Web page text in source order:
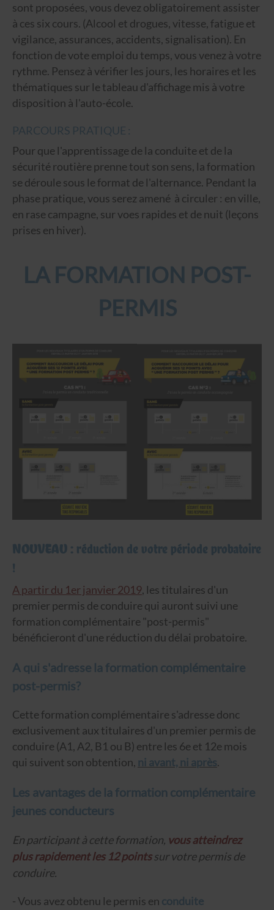
sont proposées, vous devez obligatoirement assister
à ces six cours. (Alcool et drogues, vitesse, fatigue et
vigilance, assurances, accidents, signalisation). En
fonction de vote emploi du temps, vous venez à votre
rythme. Pensez à vérifier les jours, les horaires et les
thématiques sur le tableau d'affichage mis à votre
disposition à l'auto-école.
PARCOURS PRATIQUE :
Pour que l'apprentissage de la conduite et de la
sécurité routière prenne tout son sens, la formation
se déroule sous le format de l'alternance. Pendant la
phase pratique, vous serez amené à circuler : en ville,
en rase campagne, sur voes rapides et de nuit (leçons
prises en hiver).
LA FORMATION POST-
PERMIS
NOUVEAU : réduction de votre période probatoire
!
A partir du 1er janvier 2019, les titulaires d'un
premier permis de conduire qui auront suivi une
formation complémentaire "post-permis"
bénéficieront d'une réduction du délai probatoire.
A qui s'adresse la formation complémentaire
post-permis?
Cette formation complémentaire s'adresse donc
exclusivement aux titulaires d'un premier permis de
conduire (A1, A2, B1 ou B) entre les 6e et 12e mois
qui suivent son obtention, ni avant, ni après.
Les avantages de la formation complémentaire
jeunes conducteurs
En participant à cette formation, vous atteindrez
plus rapidement les 12 points sur votre permis de
conduire.
- Vous avez obtenu le permis en conduite